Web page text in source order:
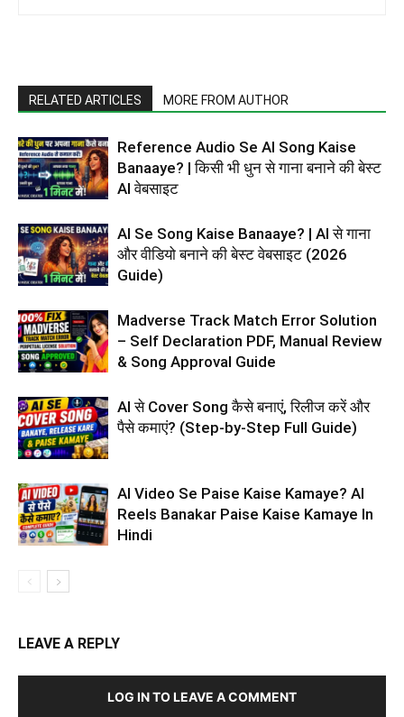
RELATED ARTICLES MORE FROM AUTHOR
Reference Audio Se AI Song Kaise
Banaaye? | किसी भी धुन से गाना बनाने की बेस्ट
AI वेबसाइट
AI Se Song Kaise Banaaye? | AI से गाना
और वीडियो बनाने की बेस्ट वेबसाइट (2026
Guide)
Madverse Track Match Error Solution
– Self Declaration PDF, Manual Review
& Song Approval Guide
AI से Cover Song कैसे बनाएं, रिलीज करें और
पैसे कमाएं? (Step-by-Step Full Guide)
AI Video Se Paise Kaise Kamaye? AI
Reels Banakar Paise Kaise Kamaye In
Hindi
LEAVE A REPLY
LOG IN TO LEAVE A COMMENT